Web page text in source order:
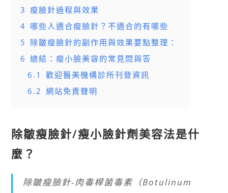
3 瘦臉針過程與效果
4 哪些人適合瘦臉針？不適合的有哪些
5 除皺瘦臉針的副作用與效果要點整理：
6 總結：瘦小臉美容的常見問與答
6.1
歡迎醫美機構診所刊登資訊
6.2 網站免責聲明
除皺瘦臉針/瘦小臉針劑美容法是什
麼？
除皺瘦臉針-肉毒桿菌毒素（Botulinum